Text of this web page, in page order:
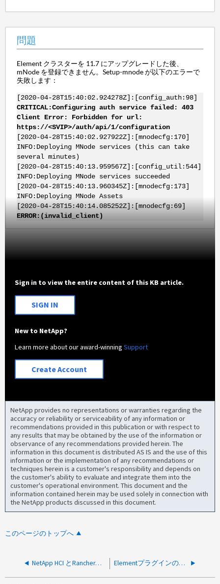
問題
Element クラスターを 11.7 にアップグレードした後、
mNode を登録できません。Setup-mnode が以下のエラーで
失敗します：
[2020-04-28T15:40:02.924278Z]:[config_auth:98]
CRITICAL:Configuring auth service failed: 403
Client Error: Forbidden for url:
https://<SVIP>/auth/api/1/configuration
[2020-04-28T15:40:02.927922Z]:[mnodecfg:170]
INFO:Deploying MNode services (this can take
several minutes)
[2020-04-28T15:40:13.959567Z]:[config_util:544]
INFO:Deploying MNode services succeeded
[2020-04-28T15:40:13.960345Z]:[mnodecfg:173]
INFO:Deploying MNode Assets
[2020-04-28T15:40:14.085252Z]:[mnodecfg:69]
ERROR:(invalid_client)
Sign in to view the entire content of this KB article.
SIGN IN
New to NetApp?
Learn more about our award-winningSupport
Create Account
NetApp provides no representations or warranties regarding the
accuracy or reliability or serviceability of any information or
recommendations provided in this publication or with respect to
any results that may be obtained by the use of the information or
observance of any recommendations provided herein. The
information in this document is distributed AS IS and the use of this
information or the implementation of any recommendations or
techniques herein is a customer's responsibility and depends on
the customer's ability to evaluate and integrate them into the
customer's operational environment. This document and the
information contained herein may be used solely in connection with
the NetApp products discussed in this document.
このページのトップへ
NetApp HCI とRancherのトラブルシューティング Elementプラグインのクラスタ設定は失われます